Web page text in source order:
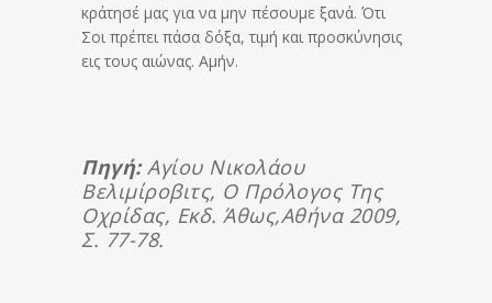
κράτησέ μας για να μην πέσουμε ξανά. Ότι
Σοι πρέπει πάσα δόξα, τιμή και προσκύνησις
εις τους αιώνας. Αμήν.
Πηγή:Αγίου Νικολάου
Βελιμίροβιτς, Ο Πρόλογος Της
Οχρίδας, Εκδ. Άθως,Αθήνα 2009,
Σ. 77-78.